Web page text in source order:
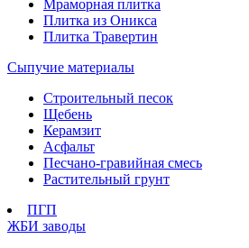
Мраморная плитка
Плитка из Оникса
Плитка Травертин
Сыпучие материалы
Строительный песок
Щебень
Керамзит
Асфальт
Песчано-гравийная смесь
Растительный грунт
ПГП
ЖБИ заводы